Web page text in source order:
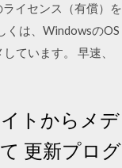
イセンス（有償）を
くは、WindowsのOS
ています。 早速、
トからメデ
更新プログ